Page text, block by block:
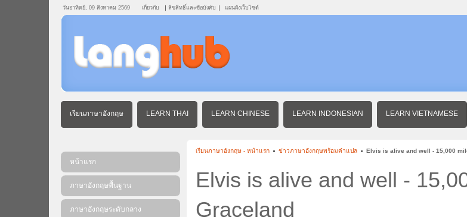
วันอาทิตย์, 09 สิงหาคม 2569 เกี่ยวกับ ลิขสิทธิ์และข้อบังคับ แผนผังเว็บไซต์
เรียนภาษาอังกฤษ LEARN THAI LEARN CHINESE LEARN INDONESIAN LEARN VIETNAMESE
เรียนภาษาอังกฤษ - หน้าแรก ข่าวภาษาอังกฤษพร้อมคําแปล Elvis is alive and well - 15,000
Elvis is alive and well -
Graceland
หน้าแรก
ภาษาอังกฤษพื้นฐาน
ภาษาอังกฤษระดับกลาง